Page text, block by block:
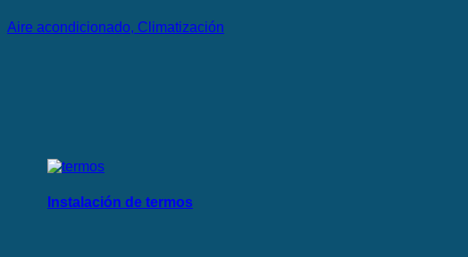
Instalación de termos
Aire acondicionado, Climatización